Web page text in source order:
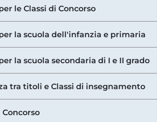
le Classi di Concorso
la scuola dell'infanzia e primaria
la scuola secondaria di I e II grado
tra titoli e Classi di insegnamento